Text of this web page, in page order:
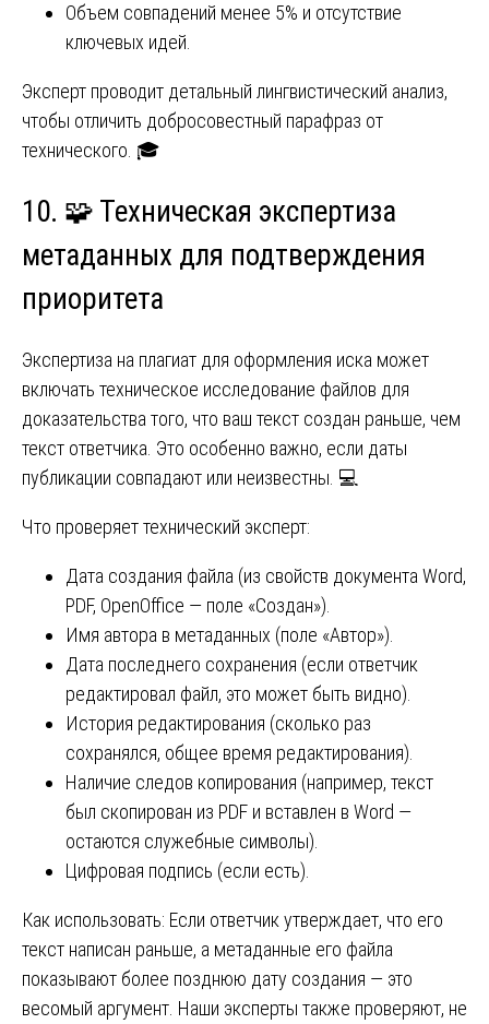
Объем совпадений менее 5% и отсутствие
ключевых идей.
Эксперт проводит детальный лингвистический анализ,
чтобы отличить добросовестный парафраз от
технического. 🎓
10. 🧩 Техническая экспертиза
метаданных для подтверждения
приоритета
Экспертиза на плагиат для оформления иска может
включать техническое исследование файлов для
доказательства того, что ваш текст создан раньше, чем
текст ответчика. Это особенно важно, если даты
публикации совпадают или неизвестны. 💻
Что проверяет технический эксперт:
Дата создания файла (из свойств документа Word,
PDF, OpenOffice — поле «Создан»).
Имя автора в метаданных (поле «Автор»).
Дата последнего сохранения (если ответчик
редактировал файл, это может быть видно).
История редактирования (сколько раз
сохранялся, общее время редактирования).
Наличие следов копирования (например, текст
был скопирован из PDF и вставлен в Word —
остаются служебные символы).
Цифровая подпись (если есть).
Как использовать: Если ответчик утверждает, что его
текст написан раньше, а метаданные его файла
показывают более позднюю дату создания — это
весомый аргумент. Наши эксперты также проверяют, не